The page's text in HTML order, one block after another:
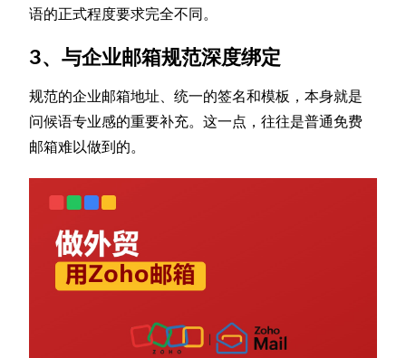
语的正式程度要求完全不同。
3、与企业邮箱规范深度绑定
规范的企业邮箱地址、统一的签名和模板，本身就是
问候语专业感的重要补充。这一点，往往是普通免费
邮箱难以做到的。